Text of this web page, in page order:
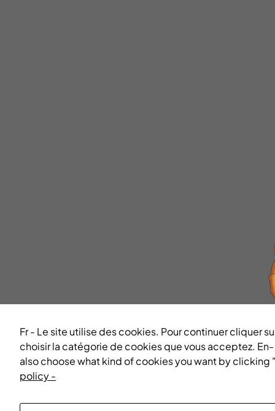
Fr - Le site utilise des cookies. Pour continuer cliquer
choisir la catégorie de cookies que vous acceptez.
also choose what kind of cookies you want by
policy -